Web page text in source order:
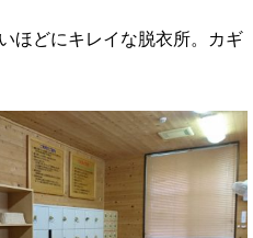
ほどにキレイな脱衣所。カギ